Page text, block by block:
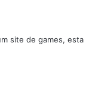
site de games, esta